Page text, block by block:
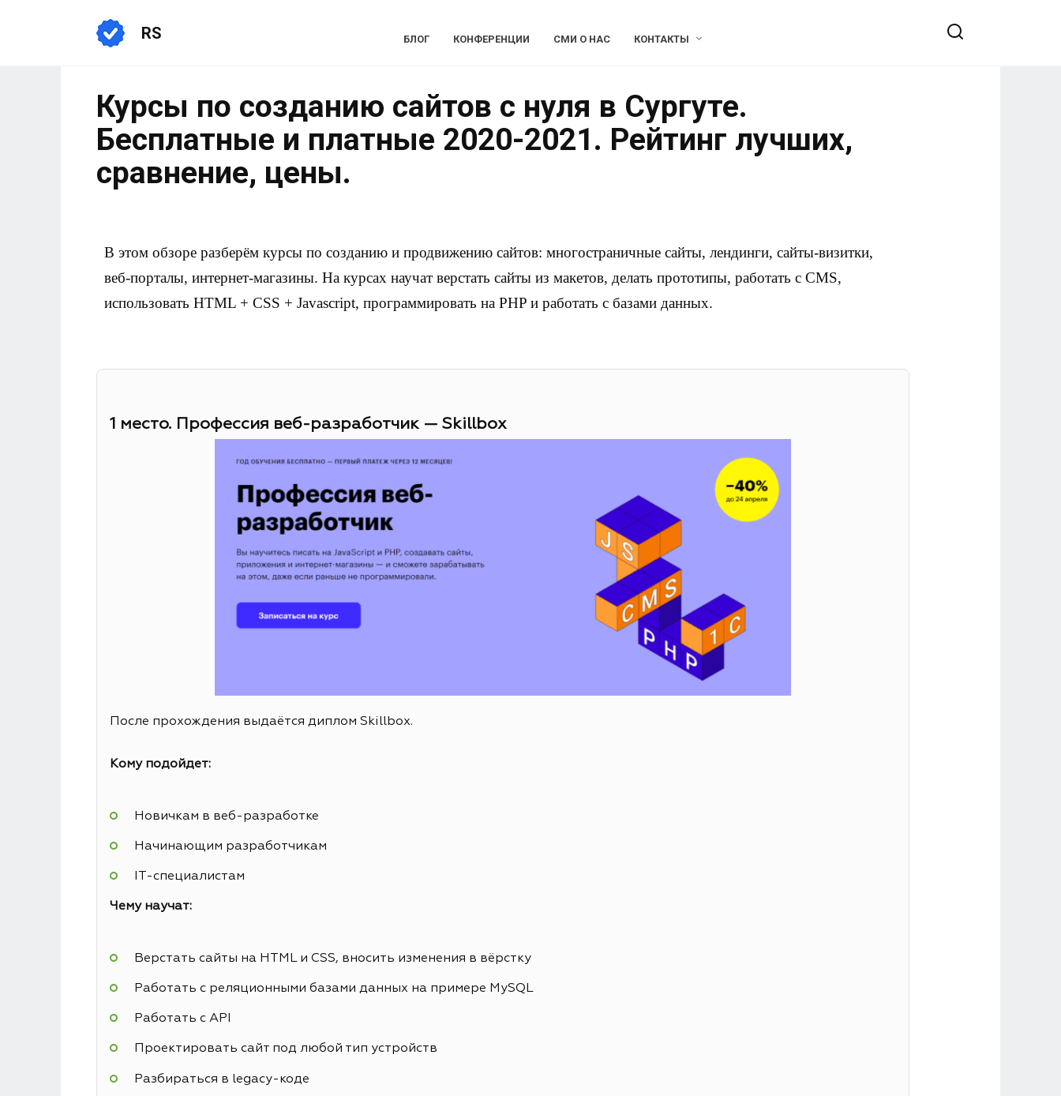
RS БЛОГ КОНФЕРЕНЦИИ СМИ О НАС КОНТАКТЫ
Курсы по созданию сайтов с нуля в Сургуте.
Бесплатные и платные 2020-2021. Рейтинг лучших,
сравнение, цены.
В этом обзоре разберём курсы по созданию и продвижению сайтов: многостраничные сайты, лендинги, сайты-визитки,
веб-порталы, интернет-магазины. На курсах научат верстать сайты из макетов, делать прототипы, работать с CMS,
использовать HTML + CSS + Javascript, программировать на PHP и работать с базами данных.
1 место. Профессия веб-разработчик — Skillbox
После прохождения выдаётся диплом Skillbox.
Кому подойдет:
Новичкам в веб-разработке
Начинающим разработчикам
IT-специалистам
Чему научат:
Верстать сайты на HTML и CSS, вносить изменения в вёрстку
Работать с реляционными базами данных на примере MySQL
Работать с API
Проектировать сайт под любой тип устройств
Разбираться в legacy-коде